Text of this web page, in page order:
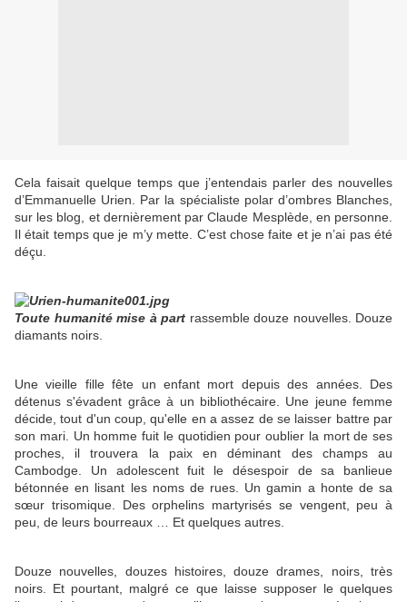
Cela faisait quelque temps que j’entendais parler des nouvelles
d’Emmanuelle Urien. Par la spécialiste polar d’ombres Blanches,
sur les blog, et dernièrement par Claude Mesplède, en personne.
Il était temps que je m’y mette. C’est chose faite et je n’ai pas été
déçu.
Toute humanité mise à part rassemble douze nouvelles. Douze
diamants noirs.
Une vieille fille fête un enfant mort depuis des années. Des
détenus s'évadent grâce à un bibliothécaire. Une jeune femme
décide, tout d'un coup, qu'elle en a assez de se laisser battre par
son mari. Un homme fuit le quotidien pour oublier la mort de ses
proches, il trouvera la paix en déminant des champs au
Cambodge. Un adolescent fuit le désespoir de sa banlieue
bétonnée en lisant les noms de rues. Un gamin a honte de sa
sœur trisomique. Des orphelins martyrisés se vengent, peu à
peu, de leurs bourreaux … Et quelques autres.
Douze nouvelles, douzes histoires, douze drames, noirs, très
noirs. Et pourtant, malgré ce que laisse supposer le quelques